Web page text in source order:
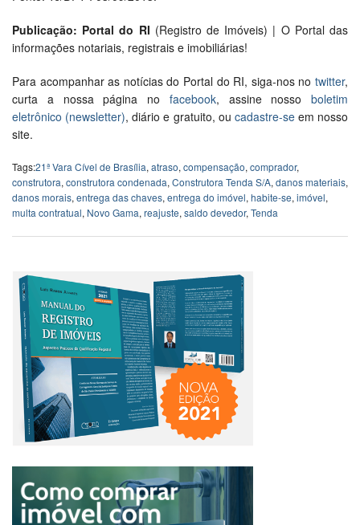
Publicação: Portal do RI (Registro de Imóveis) | O Portal das
informações notariais, registrais e imobiliárias!
Para acompanhar as notícias do Portal do RI, siga-nos no twitter,
curta a nossa página no facebook, assine nosso boletim
eletrônico (newsletter), diário e gratuito, ou cadastre-seem nosso
site.
Tags:21ª Vara Cível de Brasília, atraso, compensação, comprador,
construtora, construtora condenada, Construtora Tenda S/A, danos materiais,
danos morais, entrega das chaves, entrega do imóvel, habite-se, imóvel,
multa contratual, Novo Gama, reajuste, saldo devedor, Tenda